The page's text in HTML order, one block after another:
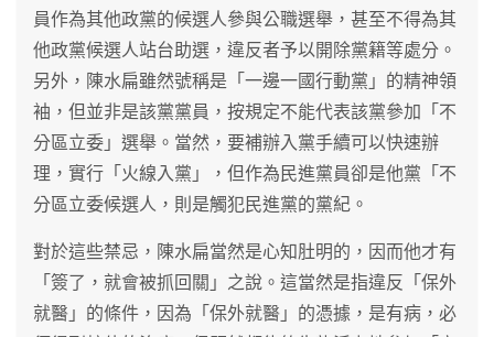
員作為其他政黨的候選人參與公職選舉，甚至不得為其
他政黨候選人站台助選，違反者予以開除黨籍等處分。
另外，陳水扁雖然號稱是「一邊一國行動黨」的精神領
袖，但並非是該黨黨員，按規定不能代表該黨參加「不
分區立委」選舉。當然，要補辦入黨手續可以快速辦
理，實行「火線入黨」，但作為民進黨員卻是他黨「不
分區立委候選人，則是觸犯民進黨的黨紀。
對於這些禁忌，陳水扁當然是心知肚明的，因而他才有
「簽了，就會被抓回關」之說。這當然是指違反「保外
就醫」的條件，因為「保外就醫」的憑據，是有病，必